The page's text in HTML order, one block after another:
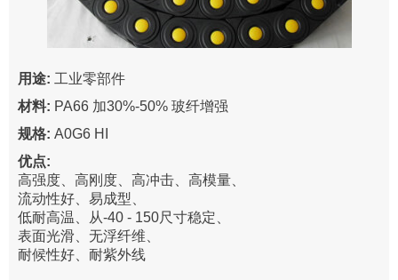
用途: 工业零部件
材料: PA66 加30%-50% 玻纤增强
规格: A0G6 HI
优点:
高强度、高刚度、高冲击、高模量、
流动性好、易成型、
低耐高温、从-40 - 150尺寸稳定、
表面光滑、无浮纤维、
耐候性好、耐紫外线